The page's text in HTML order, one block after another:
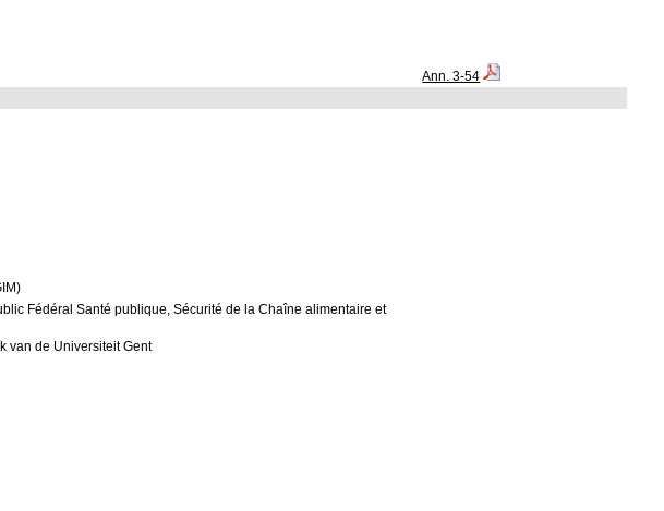
Ann. 3-54
Fédéral Santé publique, Sécurité de la Chaîne alimentaire et
van de Universiteit Gent